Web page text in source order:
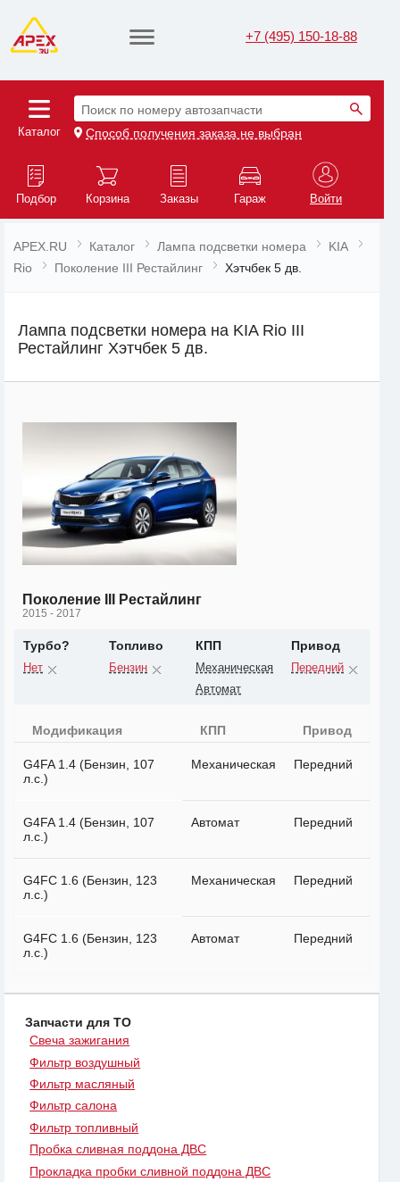
+7 (495) 150-18-88
Каталог
Поиск по номеру автозапчасти
Способ получения заказа не выбран
Подбор Корзина Заказы Гараж Войти
APEX.RU Каталог Лампа подсветки номера
KIA
Rio
Поколение III Рестайлинг Хэтчбек 5 дв.
Лампа подсветки номера на KIA Rio III
Рестайлинг Хэтчбек 5 дв.
Поколение III Рестайлинг
2015 - 2017
Турбо?
Нет
Топливо
Бензин
КПП
Механическая
Автомат
Привод
Передний
Модификация КПП Привод
G4FA 1.4 (Бензин, 107
л.с.)
Механическая Передний
G4FA 1.4 (Бензин, 107
л.с.)
Автомат Передний
G4FC 1.6 (Бензин, 123
л.с.)
Механическая Передний
G4FC 1.6 (Бензин, 123
л.с.)
Автомат Передний
Запчасти для ТО
Свеча зажигания
Фильтр воздушный
Фильтр масляный
Фильтр салона
Фильтр топливный
Пробка сливная поддона ДВС
Прокладка пробки сливной поддона ДВС